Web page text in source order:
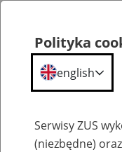
Polityka
english
Serwisy ZUS
(niezbędne)